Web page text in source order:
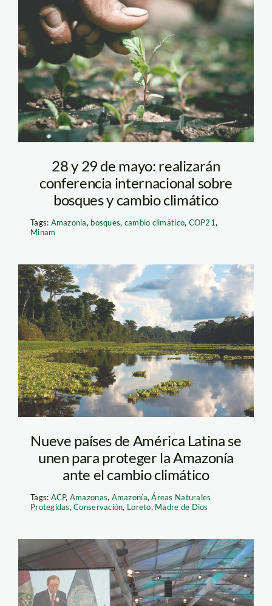
plantacion_alianza
francesa
28 y 29 de mayo: realizarán
conferencia internacional sobre
bosques y cambio climático
Tags: Amazonía, bosques, cambio climático, COP21,
Minam
Reserva Nacional
Pacaya Camiria. Foto:
Thomas Müller
Nueve países de América Latina se
unen para proteger la Amazonía
ante el cambio climático
Tags: ACP, Amazonas, Amazonía,Áreas Naturales
Protegidas,Conservación, Loreto, Madre de Dios
ban ki-moon_spda (2)